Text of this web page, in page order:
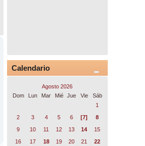
Calendario
Agosto 2026
Dom
Lun Mar Mié Jue Vie
Sáb
1
2
3 4 5 6 [7]
8
9
10 11 12 13 14
15
16
17 18 19 20 21
22